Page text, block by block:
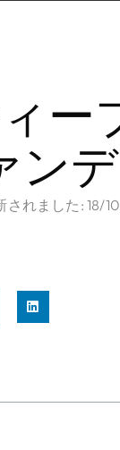
ー
ン
されました: 18/